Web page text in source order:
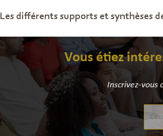
Les différents supports et synthèses
Vous étiez
Inscrivez-vous